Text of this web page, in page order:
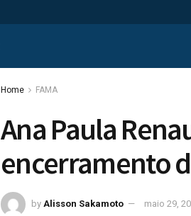
Home FAMA
Ana Paula
encerramento
by Alisson Sakamoto maio 29,